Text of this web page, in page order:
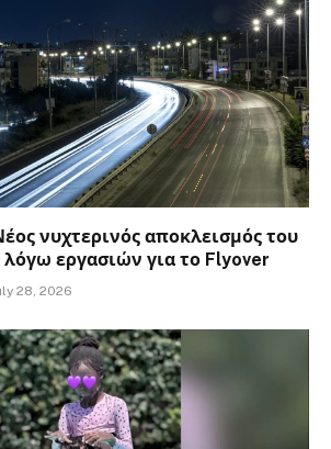
νυχτερινός αποκλεισμός του
εργασιών για το Flyover
28, 2026